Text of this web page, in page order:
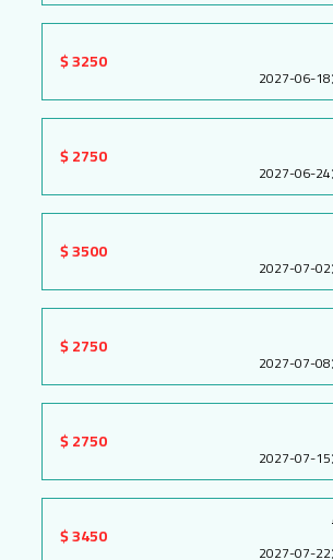
:
2027-06-18
3250 $
:
2027-06-24
2750 $
:
2027-07-02
3500 $
:
2027-07-08
2750 $
:
2027-07-15
2750 $
:
2027-07-22
3450 $